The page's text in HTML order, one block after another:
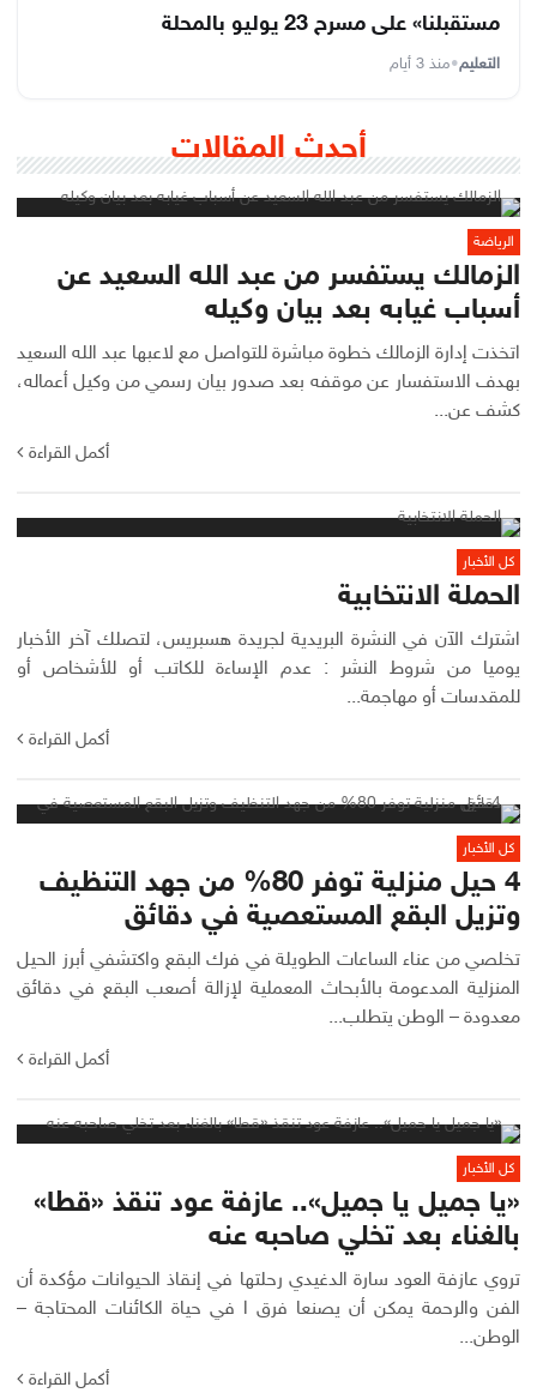
مستقبلنا» على مسرح 23 يوليو بالمحلة
التعليم•منذ 3 أيام
أحدث المقالات
الرياضة
الزمالك يستفسر من عبد الله السعيد عن
أسباب غيابه بعد بيان وكيله
اتخذت إدارة الزمالك خطوة مباشرة للتواصل مع لاعبها عبد الله السعيد
بهدف الاستفسار عن موقفه بعد صدور بيان رسمي من وكيل أعماله،
كشف عن...
أكمل القراءة
كل الأخبار
الحملة الانتخابية
اشترك الآن في النشرة البريدية لجريدة هسبريس، لتصلك آخر الأخبار
يوميا ‫‫من شروط النشر : عدم الإساءة للكاتب أو للأشخاص أو
للمقدسات أو مهاجمة...
أكمل القراءة
كل الأخبار
4 حيل منزلية توفر 80% من جهد التنظيف
وتزيل البقع المستعصية في دقائق
تخلصي من عناء الساعات الطويلة في فرك البقع واكتشفي أبرز الحيل
المنزلية المدعومة بالأبحاث المعملية لإزالة أصعب البقع في دقائق
معدودة – الوطن يتطلب...
أكمل القراءة
كل الأخبار
«يا جميل يا جميل».. عازفة عود تنقذ «قطا»
بالغناء بعد تخلي صاحبه عنه
تروي عازفة العود سارة الدغيدي رحلتها في إنقاذ الحيوانات مؤكدة أن
الفن والرحمة يمكن أن يصنعا فرق ا في حياة الكائنات المحتاجة –
الوطن...
أكمل القراءة